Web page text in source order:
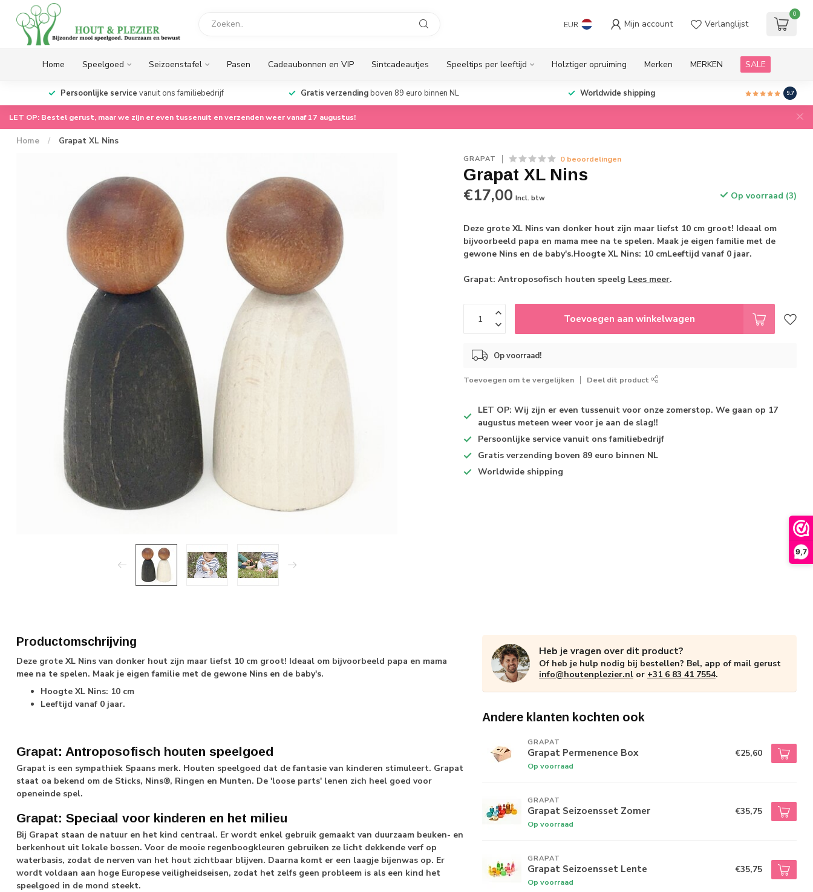
9,7
EUR Mijn account Verlanglijst
0
Home Speelgoed Seizoenstafel Pasen Cadeaubonnen en VIP Sintcadeautjes Speeltips per leeftijd Holztiger opruiming Merken MERKEN SALE
Persoonlijke service vanuit ons familiebedrijf Gratis verzendingboven 89 euro binnen NL Worldwide shipping 9.7
LET OP: Bestel gerust, maar we zijn er even tussenuit en verzenden weer vanaf 17 augustus!
Home / Grapat XL Nins
GRAPAT 0 beoordelingen
Grapat XL Nins
€17,00 Incl. btw Op voorraad (3)
Deze grote XL Nins van donker hout zijn maar liefst 10 cm groot! Ideaal om
bijvoorbeeld papa en mama mee na te spelen. Maak je eigen familie met de
gewone Nins en de baby's.Hoogte XL Nins: 10 cmLeeftijd vanaf 0 jaar.
Grapat: Antroposofisch houten speelg Lees meer.
Toevoegen aan winkelwagen
Op voorraad!
Toevoegen om te vergelijken Deel dit product
LET OP: Wij zijn er even tussenuit voor onze zomerstop. We gaan op 17
augustus meteen weer voor je aan de slag!!
Persoonlijke service vanuit ons familiebedrijf
Gratis verzending boven 89 euro binnen NL
Worldwide shipping
Productomschrijving
Deze grote XL Nins van donker hout zijn maar liefst 10 cm groot! Ideaal om bijvoorbeeld papa en mama
mee na te spelen. Maak je eigen familie met de gewone Nins en de baby's.
Hoogte XL Nins: 10 cm
Leeftijd vanaf 0 jaar.
Grapat: Antroposofisch houten speelgoed
Grapat is een sympathiek Spaans merk. Houten speelgoed dat de fantasie van kinderen stimuleert. Grapat
staat oa bekend om de Sticks, Nins®, Ringen en Munten. De 'loose parts' lenen zich heel goed voor
openeinde spel.
Grapat: Speciaal voor kinderen en het milieu
Bij Grapat staan de natuur en het kind centraal. Er wordt enkel gebruik gemaakt van duurzaam beuken- en
berkenhout uit lokale bossen. Voor de mooie regenboogkleuren gebruiken ze licht dekkende verf op
waterbasis, zodat de nerven van het hout zichtbaar blijven. Daarna komt er een laagje bijenwas op. Er
wordt voldaan aan hoge Europese veiligheidseisen, zodat het zelfs geen probleem is als een kind het
speelgoed in de mond steekt.
Heb je vragen over dit product?
Of heb je hulp nodig bij bestellen? Bel, app of mail gerust
info@houtenplezier.nl or +31 6 83 41 7554.
Andere klanten kochten ook
GRAPAT
Grapat Permenence Box
Op voorraad
€25,60
GRAPAT
Grapat Seizoensset Zomer
Op voorraad
€35,75
GRAPAT
Grapat Seizoensset Lente
Op voorraad
€35,75